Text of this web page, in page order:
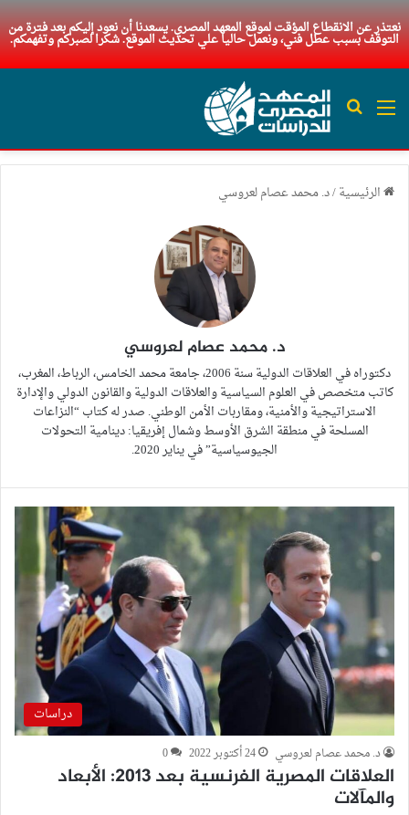
نعتذر عن الانقطاع المؤقت لموقع المعهد المصري. يسعدنا أن نعود إليكم بعد فترة من
التوقف بسبب عطل فني، ونعمل حاليا علي تحديث الموقع. شكرا لصبركم وتفهمكم.
القائمة بحث عن
الرئيسية/د. محمد عصام لعروسي
د. محمد عصام لعروسي
دكتوراه في العلاقات الدولية سنة 2006، جامعة محمد الخامس، الرباط، المغرب،
كاتب متخصص في العلوم السياسية والعلاقات الدولية والقانون الدولي والإدارة
الاستراتيجية والأمنية، ومقاربات الأمن الوطني. صدر له كتاب “النزاعات
المسلحة في منطقة الشرق الأوسط وشمال إفريقيا: دينامية التحولات
الجيوسياسية” في يناير 2020.
دراسات
د. محمد عصام لعروسي 24 أكتوبر 2022 0
العلاقات المصرية الفرنسية بعد 2013: الأبعاد
والمآلات